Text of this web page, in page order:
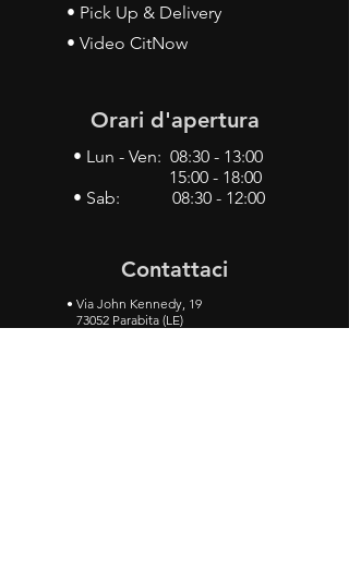
• Pick Up & Delivery
• Video CitNow
Orari d'apertura
• Lun - Ven: 08:30 - 13:00
15:00 - 18:00
• Sab: 08:30 - 12:00
Contattaci
• Via John Kennedy, 19
73052 Parabita (LE)